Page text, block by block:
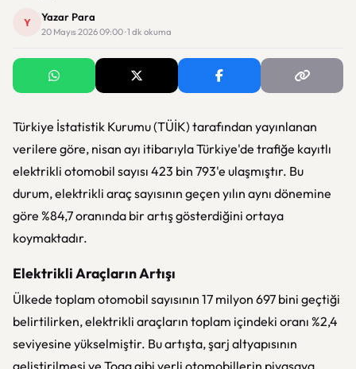
Y Yazar Para
20 Mayıs 2026 09:00 · 1 dk okuma
Türkiye İstatistik Kurumu (TÜİK) tarafından yayınlanan
verilere göre, nisan ayı itibarıyla Türkiye'de trafiğe kayıtlı
elektrikli otomobil sayısı 423 bin 793'e ulaşmıştır. Bu
durum, elektrikli araç sayısının geçen yılın aynı dönemine
göre %84,7 oranında bir artış gösterdiğini ortaya
koymaktadır.
Elektrikli Araçların Artışı
Ülkede toplam otomobil sayısının 17 milyon 697 bini geçtiği
belirtilirken, elektrikli araçların toplam içindeki oranı %2,4
seviyesine yükselmiştir. Bu artışta, şarj altyapısının
geliştirilmesi ve Togg gibi yerli otomobillerin piyasaya